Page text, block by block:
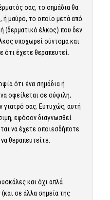
σας, το σημάδια θα
ή μαύρο, το οποίο μετά από
(δερματικό έλκος) που δεν
υποχωρεί σύντομα και
ότι έχετε θεραπευτεί.
ότι ένα σημάδια ή
οφείλεται σε σύφιλη,
γιατρό σας. Ευτυχώς, αυτή
εφόσον διαγνωσθεί
να έχετε οποιεσδήποτε
θεραπευτείτε.
και όχι απλά
σε άλλα σημεία της